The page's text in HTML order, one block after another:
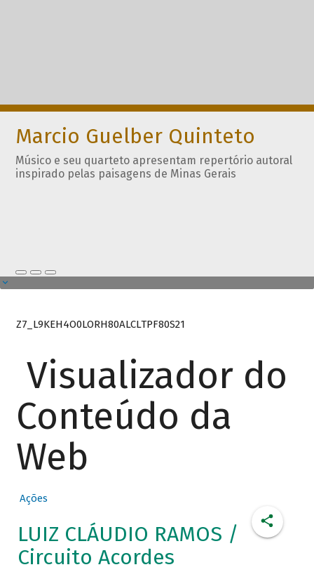
Marcio Guelber Quinteto
Músico e seu quarteto apresentam repertório autoral
inspirado pelas paisagens de Minas Gerais
Z7_L9KEH4O0LORH80ALCLTPF80S21
Visualizador do
Conteúdo da
Web
Ações
LUIZ CLÁUDIO RAMOS /
Circuito Acordes